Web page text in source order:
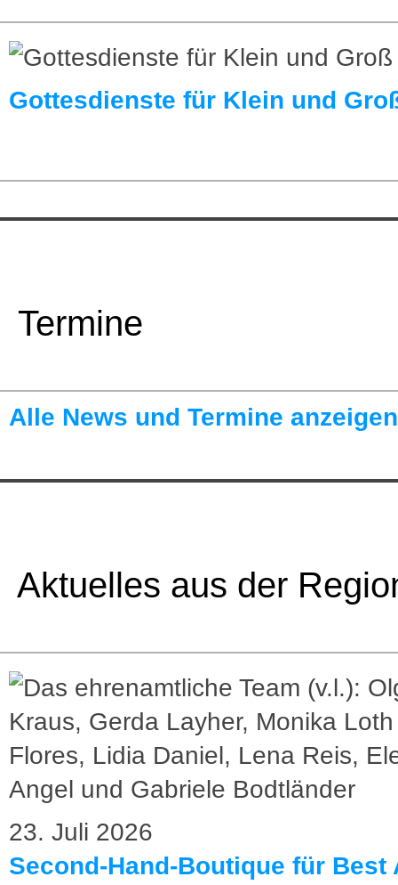
Gottesdienste für Klein und
Termine
Alle News und Termine anzeigen
Aktuelles aus der
23. Juli 2026
Second-Hand-Boutique für Best